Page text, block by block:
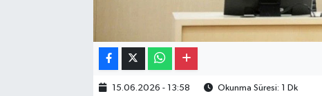
15.06.2026 - 13:58 Okunma Süresi: 1 Dk